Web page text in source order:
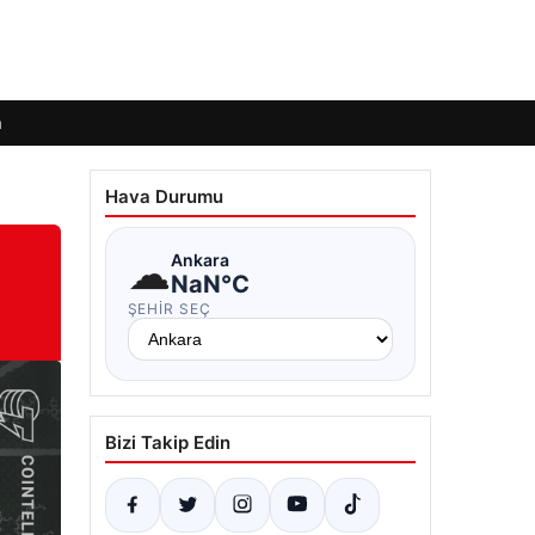
Hava Durumu
☁Ankara
NaN°C
ŞEHIR SEÇ
Bizi Takip Edin